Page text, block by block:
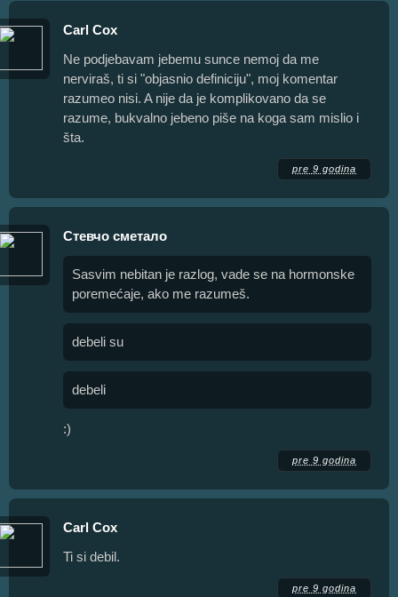
Carl Cox
Ne podjebavam jebemu sunce nemoj da me
nerviraš, ti si "objasnio definiciju", moj komentar
razumeo nisi. A nije da je komplikovano da se
razume, bukvalno jebeno piše na koga sam mislio i
šta.
pre 9 godina
Стевчо сметало
Sasvim nebitan je razlog, vade se na hormonske
poremećaje, ako me razumeš.
debeli su
debeli
:)
pre 9 godina
Carl Cox
Ti si debil.
pre 9 godina